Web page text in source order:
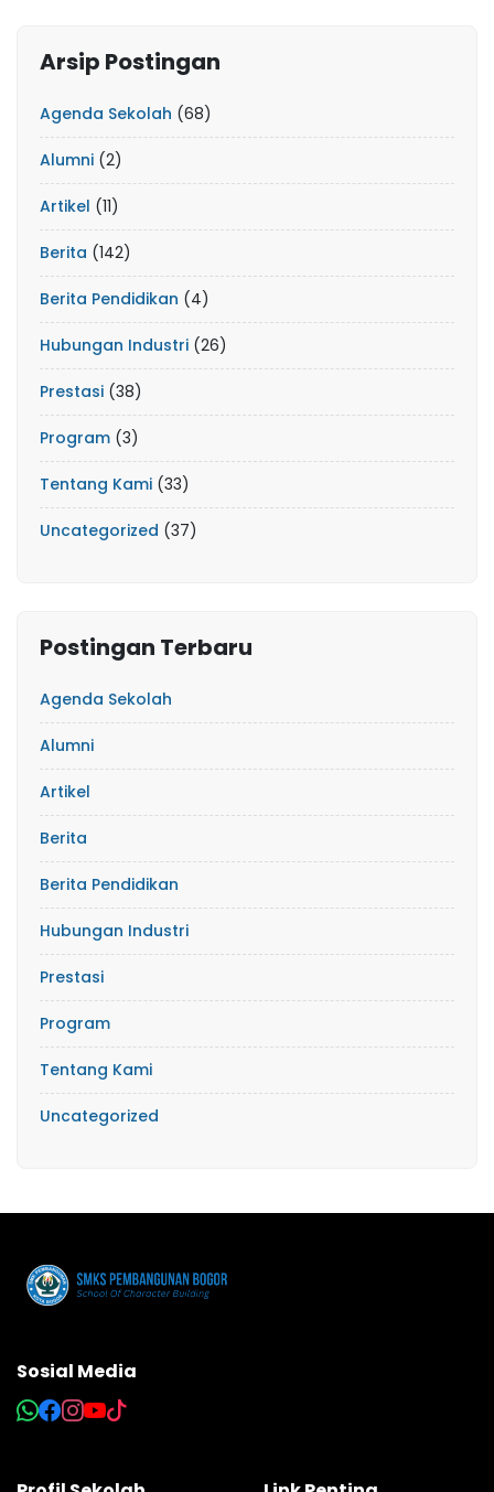
Arsip Postingan
Agenda Sekolah (68)
Alumni (2)
Artikel (11)
Berita (142)
Berita Pendidikan (4)
Hubungan Industri (26)
Prestasi (38)
Program (3)
Tentang Kami (33)
Uncategorized (37)
Postingan Terbaru
Agenda Sekolah
Alumni
Artikel
Berita
Berita Pendidikan
Hubungan Industri
Prestasi
Program
Tentang Kami
Uncategorized
Sosial Media